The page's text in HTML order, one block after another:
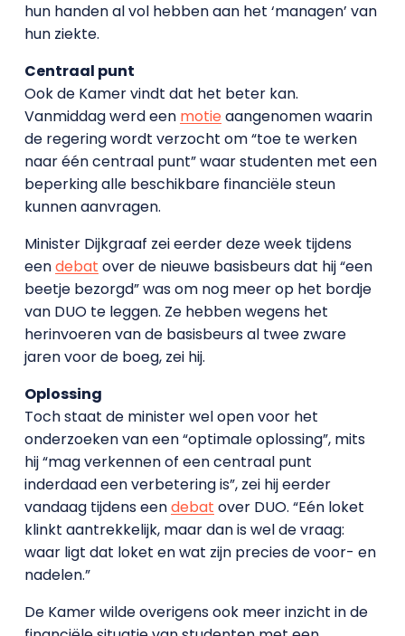
hun handen al vol hebben aan het ‘managen’ van
hun ziekte.
Centraal punt
Ook de Kamer vindt dat het beter kan.
Vanmiddag werd een motieaangenomen waarin
de regering wordt verzocht om “toe te werken
naar één centraal punt” waar studenten met een
beperking alle beschikbare financiële steun
kunnen aanvragen.
Minister Dijkgraaf zei eerder deze week tijdens
eendebat over de nieuwe basisbeurs dat hij “een
beetje bezorgd” was om nog meer op het bordje
van DUO te leggen. Ze hebben wegens het
herinvoeren van de basisbeurs al twee zware
jaren voor de boeg, zei hij.
Oplossing
Toch staat de minister wel open voor het
onderzoeken van een “optimale oplossing”, mits
hij “mag verkennen of een centraal punt
inderdaad een verbetering is”, zei hij eerder
vandaag tijdens eendebat over DUO. “Eén loket
klinkt aantrekkelijk, maar dan is wel de vraag:
waar ligt dat loket en wat zijn precies de voor- en
nadelen.”
De Kamer wilde overigens ook meer inzicht in de